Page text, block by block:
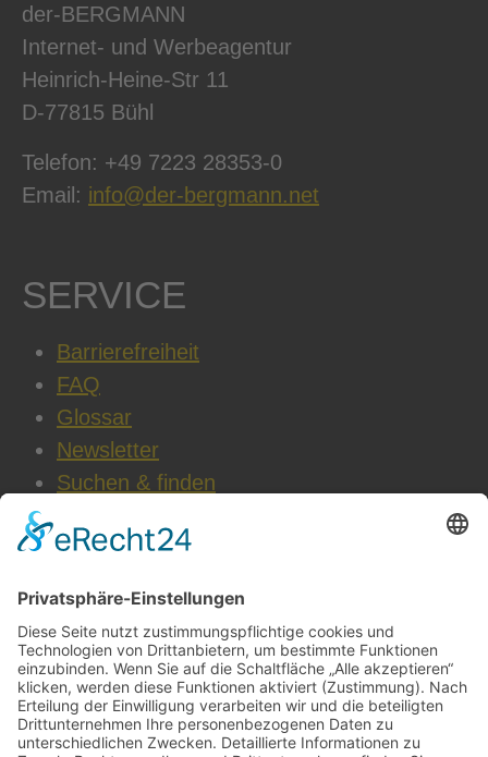
der-BERGMANN
Internet- und Werbeagentur
Heinrich-Heine-Str 11
D-77815 Bühl
Telefon: +49 7223 28353-0
Email: info@der-bergmann.net
SERVICE
Barrierefreiheit
FAQ
Glossar
Newsletter
Suchen & finden
WEITERE INFOS
Datenschutz
Impressum
AGB
Cookie-Einstellungen